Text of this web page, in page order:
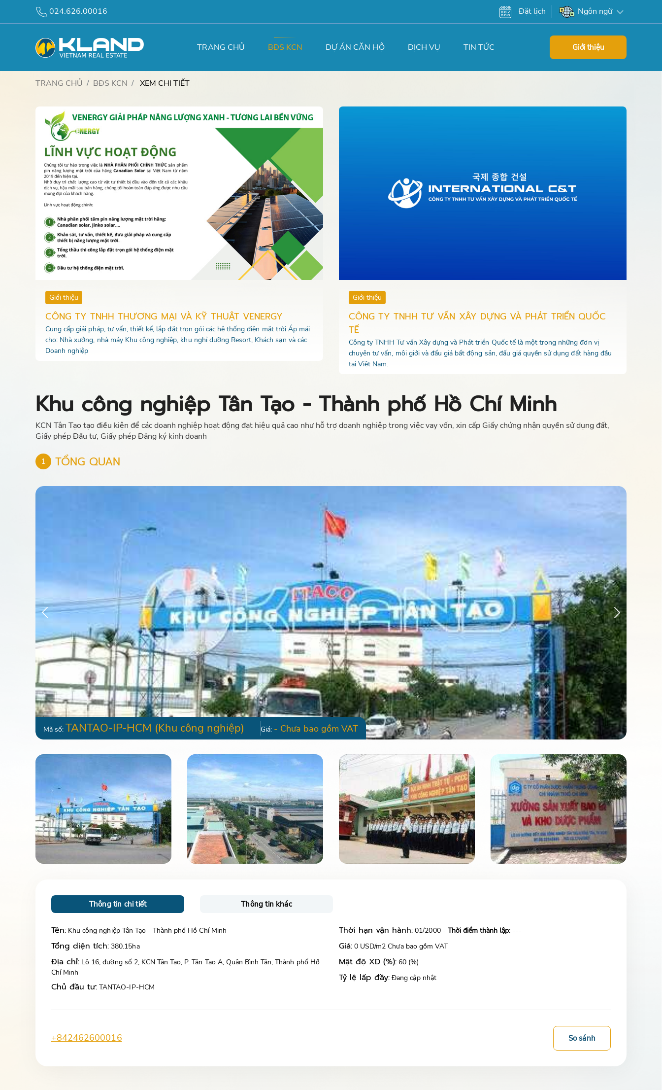
024.626.00016 Đặt lịch Ngôn ngữ
TRANG CHỦ BĐS KCN DỰ ÁN CĂN HỘ DỊCH VỤ TIN TỨC Giới thiệu
TRANG CHỦ BĐS KCN XEM CHI TIẾT
Giới thiệu
CÔNG TY TNHH THƯƠNG MẠI VÀ KỸ THUẬT VENERGY
Cung cấp giải pháp, tư vấn, thiết kế, lắp đặt trọn gói các hệ thống điện mặt trời Áp mái
cho: Nhà xưởng, nhà máy Khu công nghiệp, khu nghỉ dưỡng Resort, Khách sạn và các
Doanh nghiệp
Giới thiệu
CÔNG TY TNHH TƯ VẤN XÂY DỰNG VÀ PHÁT TRIỂN QUỐC
TẾ
Công ty TNHH Tư vấn Xây dựng và Phát triển Quốc tế là một trong những đơn vị
chuyên tư vấn, môi giới và đấu giá bất động sản, đấu giá quyền sử dụng đất hàng đầu
tại Việt Nam.
Khu công nghiệp Tân Tạo - Thành phố Hồ Chí Minh
KCN Tân Tạo tạo điều kiện để các doanh nghiệp hoạt động đạt hiệu quả cao như hỗ trợ doanh nghiệp trong việc vay vốn, xin cấp Giấy chứng nhận quyền sử dụng đất,
Giấy phép Đầu tư, Giấy phép Đăng ký kinh doanh
1 TỔNG QUAN
Mã số: TANTAO-IP-HCM (Khu công nghiệp) Giá: - Chưa bao gồm VAT
Thông tin chi tiết Thông tin khác
Tên: Khu công nghiệp Tân Tạo - Thành phố Hồ Chí Minh
Tổng diện tích: 380.15ha
Địa chỉ: Lô 16, đường số 2, KCN Tân Tạo, P. Tân Tạo A, Quận Bình Tân, Thành phố Hồ
Chí Minh
Chủ đầu tư: TANTAO-IP-HCM
Thời hạn vận hành: 01/2000 - Thời điểm thành lập: ---
Giá: 0 USD/m2 Chưa bao gồm VAT
Mật độ XD (%): 60 (%)
Tỷ lệ lấp đầy: Đang cập nhật
+842462600016 So sánh